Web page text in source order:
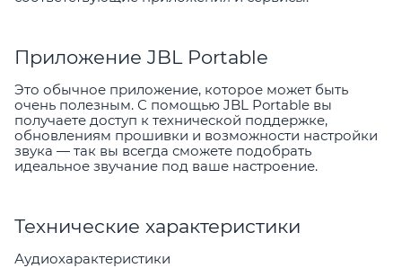
Приложение JBL Portable
Это обычное приложение, которое может быть
очень полезным. С помощью JBL Portable вы
получаете доступ к технической поддержке,
обновлениям прошивки и возможности настройки
звука — так вы всегда сможете подобрать
идеальное звучание под ваше настроение.
Технические характеристики
Аудиохарактеристики